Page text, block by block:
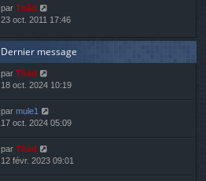
par Thãd
23 oct. 2011 17:46
Dernier message
par Thãd
18 oct. 2024 10:19
par mule1
17 oct. 2024 05:09
par Thãd
12 févr. 2023 09:01